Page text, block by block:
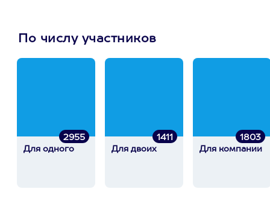
По числу участников
2955
Для одного
1411
Для двоих
1803
Для компании